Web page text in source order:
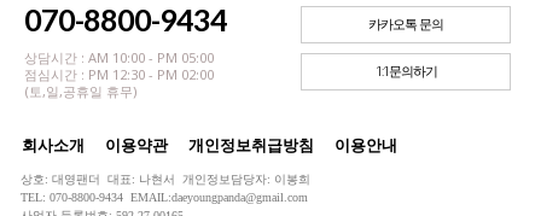
070-8800-9434
상담시간 : AM 10:00 - PM 05:00
점심시간 : PM 12:30 - PM 02:00
(토,일,공휴일 휴무)
카카오톡 문의
1:1문의하기
회사소개 이용약관 개인정보취급방침 이용안내
상호: 대영팬더 대표: 나현서 개인정보담당자: 이봉희
TEL: 070-8800-9434 EMAIL:daeyoungpanda@gmail.com